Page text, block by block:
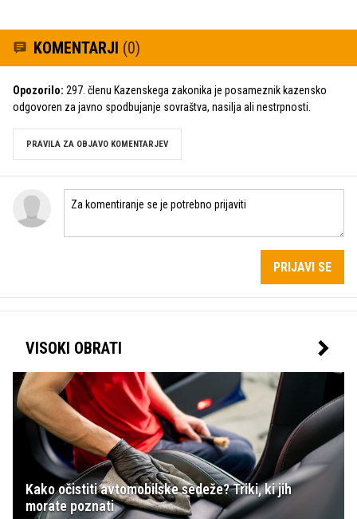
KOMENTARJI (0)
Opozorilo: 297. členu Kazenskega zakonika je posameznik kazensko
odgovoren za javno spodbujanje sovraštva, nasilja ali nestrpnosti.
PRAVILA ZA OBJAVO KOMENTARJEV
PRIJAVI SE
VISOKI OBRATI
Kako očistiti avtomobilske sedeže? Triki, ki jih
morate poznati